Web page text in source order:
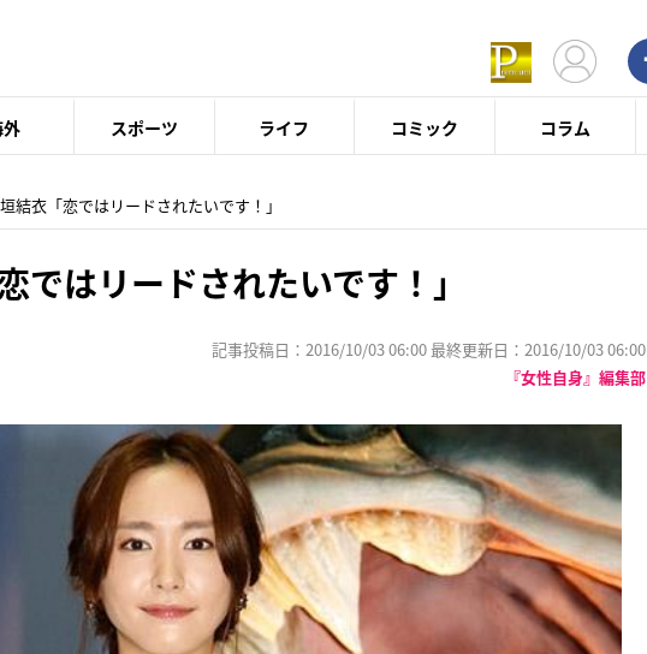
スポーツ ライフ コミック コラム
結衣「恋ではリードされたいです！」
ではリードされたいです！」
記事投稿日：2016/10/03 06:00 最終更新日：2016/10/03 06:00
『女性自身』編集部